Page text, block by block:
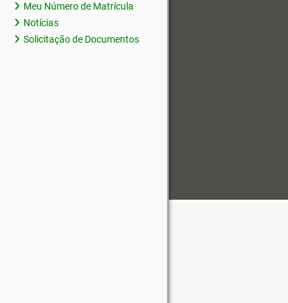
Meu Número de Matrícula
Notícias
Solicitação de Documentos